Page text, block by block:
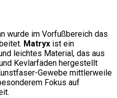
wurde im Vorfußbereich das
Matryx ist ein
leichtes Material, das aus
Kevlarfäden hergestellt
Gewebe mittlerweile
Fokus auf